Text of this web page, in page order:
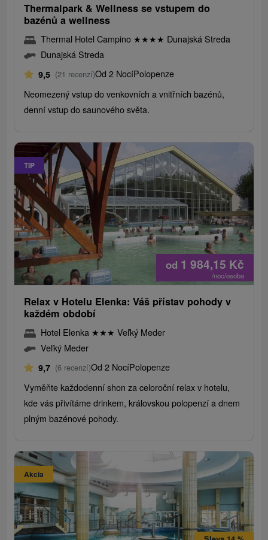
Thermalpark & ​​Wellness se vstupem do
bazénů a wellness
Thermal Hotel Campino ★★★★ Dunajská Streda
Dunajská Streda
9,5 (21 recenzí)Od 2 NocíPolopenze
Neomezený vstup do venkovních a vnitřních bazénů,
denní vstup do saunového světa.
TIP
od 1 984,15 Kč
/noc/osoba
Relax v Hotelu Elenka: Váš přístav pohody v
každém období
Hotel Elenka ★★★ Veľký Meder
Veľký Meder
9,7 (6 recenzí)Od 2 NocíPolopenze
Vyměňte každodenní shon za celoroční relax v hotelu,
kde vás přivítáme drinkem, královskou polopenzí a dnem
plným bazénové pohody.
Akcia